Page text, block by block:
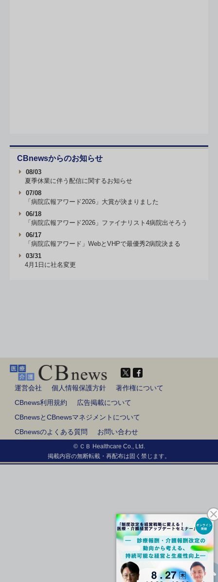
CBnewsからのお知らせ
08/03
夏季休業に伴う配信に関するお知らせ
07/08
「病院広報アワード2026」大賞が決まりました
06/18
「病院広報アワード2026」ファイナリスト4病院出そろう
06/17
「病院広報アワード」WebとVHPで最優秀2病院決まる
03/31
4月1日に社名変更
運営会社 個人情報保護方針
著作権について
CBnews利用規約
広告掲載について
CBnewsとCBnewsマネジメントについて
CBnewsのよくある質問
お問い合わせ
© ＣＢ Healthcare Co., Ltd.
掲載内容の無断転載・再配布は固く禁じます。